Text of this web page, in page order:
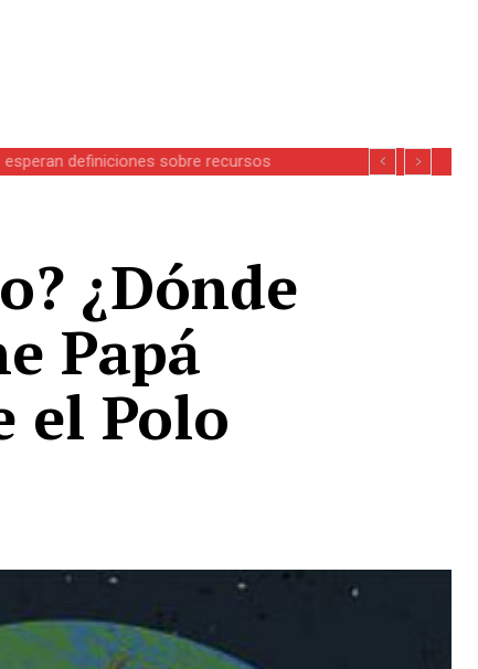
definiciones sobre recursos
¿Dónde
Papá
el Polo